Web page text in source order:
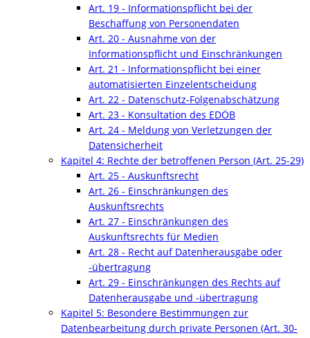
Art. 19 - Informationspflicht bei der
Beschaffung von Personendaten
Art. 20 - Ausnahme von der
Informationspflicht und Einschränkungen
Art. 21 - Informationspflicht bei einer
automatisierten Einzelentscheidung
Art. 22 - Datenschutz-Folgenabschätzung
Art. 23 - Konsultation des EDÖB
Art. 24 - Meldung von Verletzungen der
Datensicherheit
Kapitel 4: Rechte der betroffenen Person (Art. 25-29)
Art. 25 - Auskunftsrecht
Art. 26 - Einschränkungen des
Auskunftsrechts
Art. 27 - Einschränkungen des
Auskunftsrechts für Medien
Art. 28 - Recht auf Datenherausgabe oder
-übertragung
Art. 29 - Einschränkungen des Rechts auf
Datenherausgabe und -übertragung
Kapitel 5: Besondere Bestimmungen zur
Datenbearbeitung durch private Personen (Art. 30-